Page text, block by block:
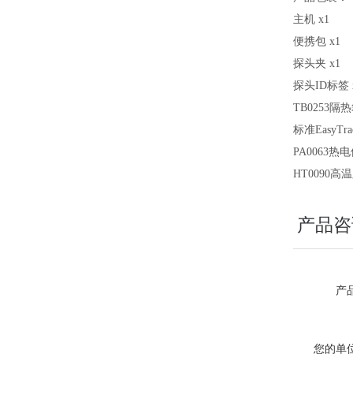
主机 x1
便携包 x1
探头夹 x1
探头ID标签
TB0253隔
标准
PA0063热
HT0090高
产品
产品
您的单位